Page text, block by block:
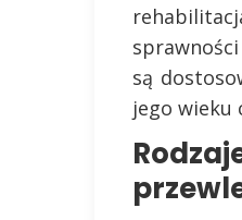
są
jego wieku